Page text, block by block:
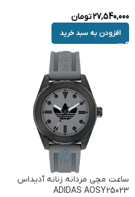
27,540,000تومان
افزودن به سبد خرید
ساعت مچی مردانه زنانه آدیداس
ADIDAS AOSY25023